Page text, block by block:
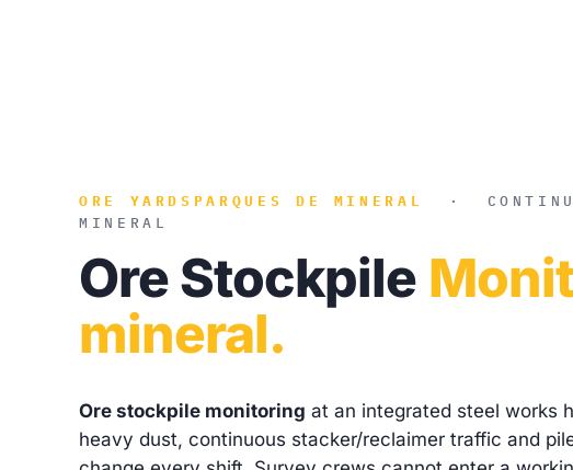
ORE YARDS PARQUES DE MINERAL ·
MINERAL
Ore Stockpile
mineral.
Ore stockpile monitoring at an integrated steel works
heavy dust, continuous stacker/reclaimer traffic and